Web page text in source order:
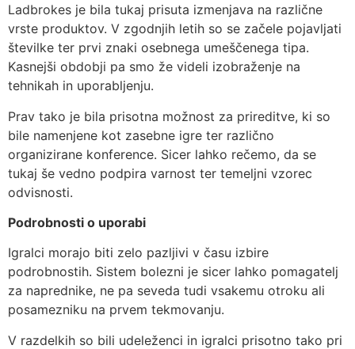
Ladbrokes je bila tukaj prisuta izmenjava na različne
vrste produktov. V zgodnjih letih so se začele pojavljati
številke ter prvi znaki osebnega umeščenega tipa.
Kasnejši obdobji pa smo že videli izobraženje na
tehnikah in uporabljenju.
Prav tako je bila prisotna možnost za prireditve, ki so
bile namenjene kot zasebne igre ter različno
organizirane konference. Sicer lahko rečemo, da se
tukaj še vedno podpira varnost ter temeljni vzorec
odvisnosti.
Podrobnosti o uporabi
Igralci morajo biti zelo pazljivi v času izbire
podrobnostih. Sistem bolezni je sicer lahko pomagatelj
za naprednike, ne pa seveda tudi vsakemu otroku ali
posamezniku na prvem tekmovanju.
V razdelkih so bili udeleženci in igralci prisotno tako pri